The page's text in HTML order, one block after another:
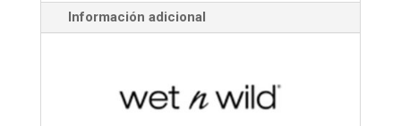
Información adicional